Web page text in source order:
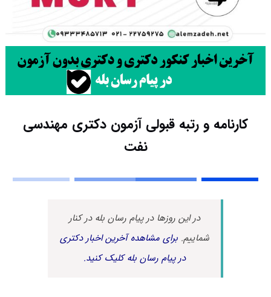
کارنامه و رتبه قبولی آزمون دکتری ﻣﻬﻨﺪسی
ﻧﻔﺖ
در این روزها در پیام رسان بله در کنار
شماییم.برای مشاهده آخرین اخبار دکتری
در پیام رسان بله کلیک کنید.